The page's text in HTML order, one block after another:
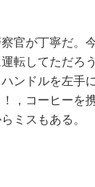
官が丁寧だ。
転してただろ
ンドルを左手
，コーヒーを
ミスもある。